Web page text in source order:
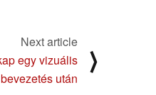
Next article
egy vizuális
után
⟩